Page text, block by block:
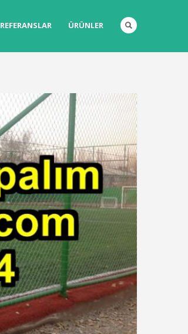
REFERANSLAR ÜRÜNLER